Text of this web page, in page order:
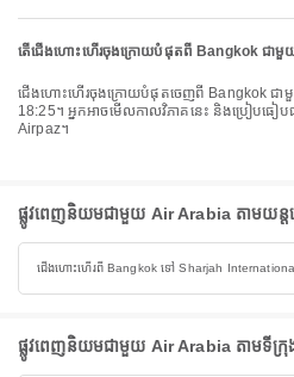
តើជើងហោះហើរចុងក្រោយបំផុតពី Bangkok ជាមួ
ជើងហោះហើរចុងក្រោយបំផុតចេញពី Bangkok ជាមួយ Air Arabia ចេញដំណើរនៅម៉ោង
18:25។ អ្នកអាចមើលកាលវិភាគនេះ និងប្រៀបធៀ
Airpaz។
ផ្លូវពេញនិយមជាមួយ Air Arabia តាមយន្
ជើងហោះហើរពី Bangkok ទៅ Sharjah
ផ្លូវពេញនិយមជាមួយ Air Arabia តាមទីក្